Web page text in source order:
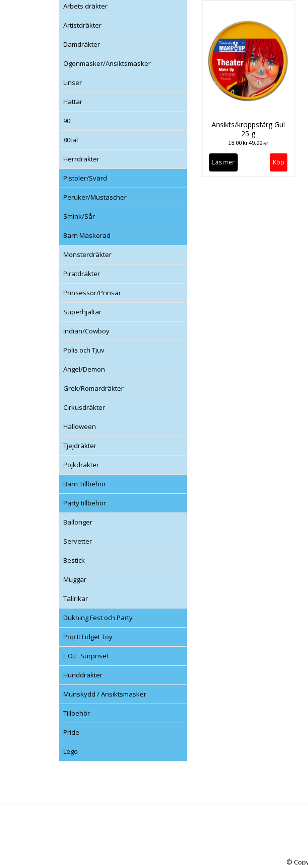
Arbets dräkter
Artistdräkter
Damdräkter
Ögonmasker/Ansiktsmasker
Linser
Hattar
90
80tal
Herrdräkter
Pistoler/Svärd
Peruker/Mustascher
Smink/Sår
Barn Maskerad
Monsterdräkter
Piratdräkter
Prinsessor/Prinsar
Superhjältar
Indian/Cowboy
Polis och Tjuv
Ängel/Demon
Grek/Romardräkter
Cirkusdräkter
Halloween
Tjejdräkter
Pojkdräkter
Barn Tillbehör
Party tillbehör
Ballonger
Servetter
Bestick
Muggar
Tallrikar
Dukning Fest och Party
Pop It Fidget Toy
L.O.L. Surprise!
Hunddräkter
Munskydd / Ansiktsmasker
Tillbehör
Pride
Lego
Ansikts/kroppsfärg Gul
25 g
18.00 kr49.00 kr
Läs mer
©